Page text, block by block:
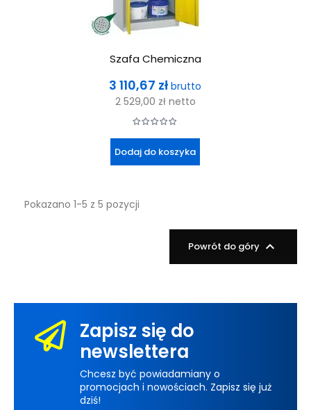
Szafa Chemiczna
Cena
3 110,67 zł brutto
2 529,00 zł netto
Dodaj do koszyka
Pokazano 1-5 z 5 pozycji
Powrót do góry 
Zapisz się do
newslettera
Chcesz być powiadamiany o
promocjach i nowościach. Zapisz się już
dziś!